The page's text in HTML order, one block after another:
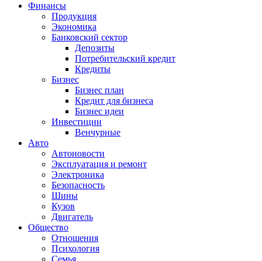
Финансы
Продукция
Экономика
Банковский сектор
Депозиты
Потребительский кредит
Кредиты
Бизнес
Бизнес план
Кредит для бизнеса
Бизнес идеи
Инвестиции
Венчурные
Авто
Автоновости
Эксплуатация и ремонт
Электроника
Безопасность
Шины
Кузов
Двигатель
Общество
Отношения
Психология
Семья